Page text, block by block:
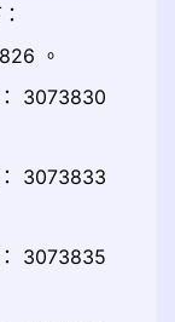
。
3073830
3073833
3073835